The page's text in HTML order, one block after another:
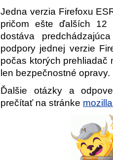
Jedna verzia Firefoxu
pričom ešte ďalších 12
dostáva
podpory jednej verzie
počas ktorých prehliadač
len bezpečnostné opravy.
Ďalšie otázky a
prečítať na stránke